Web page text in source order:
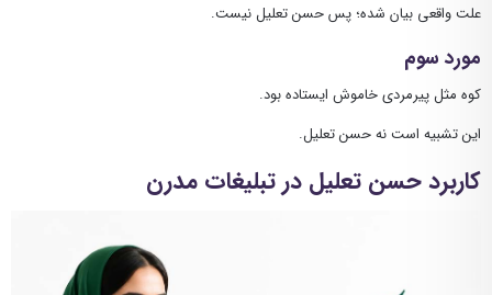
علت واقعی بیان شده؛ پس حسن تعلیل نیست.
مورد سوم
کوه مثل پیرمردی خاموش ایستاده بود.
این تشبیه است نه حسن تعلیل.
کاربرد حسن تعلیل در تبلیغات مدرن